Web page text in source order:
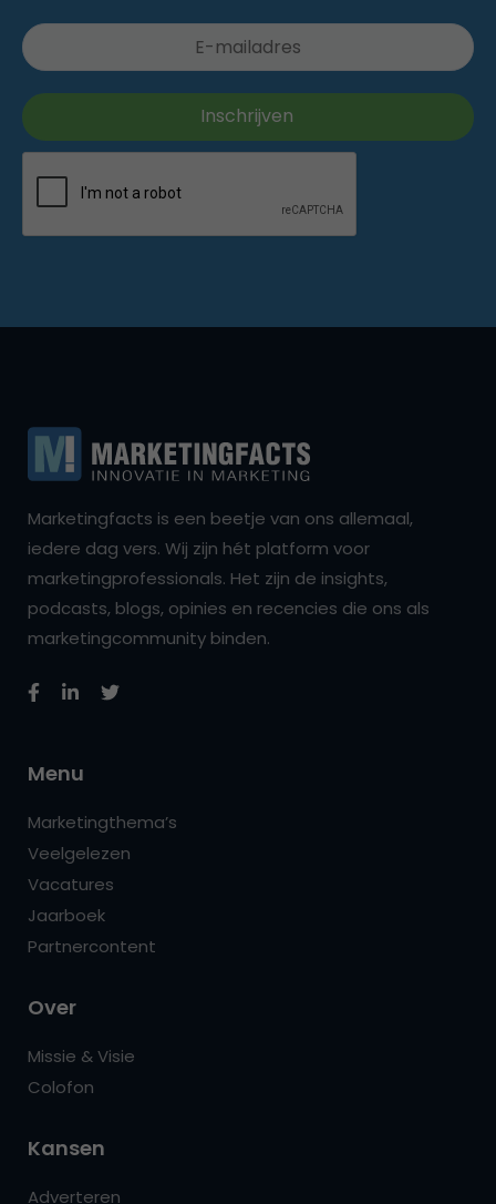
Marketingfacts is een beetje van ons allemaal,
iedere dag vers. Wij zijn hét platform voor
marketingprofessionals. Het zijn de insights,
podcasts, blogs, opinies en recencies die ons als
marketingcommunity binden.
Menu
Marketingthema’s
Veelgelezen
Vacatures
Jaarboek
Partnercontent
Over
Missie & Visie
Colofon
Kansen
Adverteren